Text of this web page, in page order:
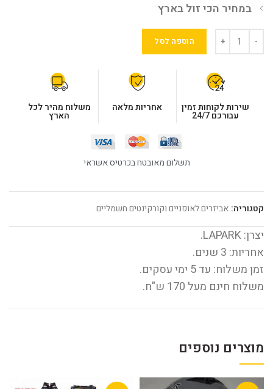
במחיר הכי זול בארץ
הוספה לסל
שירות לקוחות זמין
עבורכם 24/7
אחריות מלאה משלוח מהיר לכל
הארץ
תשלום מאובטח בכרטיס אשראי
קטגוריה: אביזרים לאופניים וקורקינטים חשמליים
יצרן: LAPARK.
אחריות: 3 שנים.
זמן משלוח: עד 5 ימי עסקים.
משלוח חינם מעל 170 ש"ח.
מוצרים נוספים